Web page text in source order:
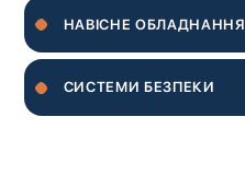
НАВІСНЕ ОБЛАДНАННЯ
СИСТЕМИ БЕЗПЕКИ